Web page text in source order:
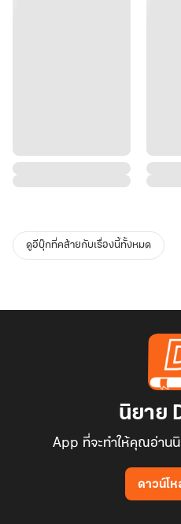
พระเอกเป็นพวกปากร้ายสายโบ้นะ
ที่อ่อนประสบการณ์ชีวิต แต่น้องพยา
ดูอีบุ๊กที่คล้ายกับเรื่องนี้ทั้งหมด
นิยาย
App ที่จะทำให้คุณอ่าน
ดาวน์โ